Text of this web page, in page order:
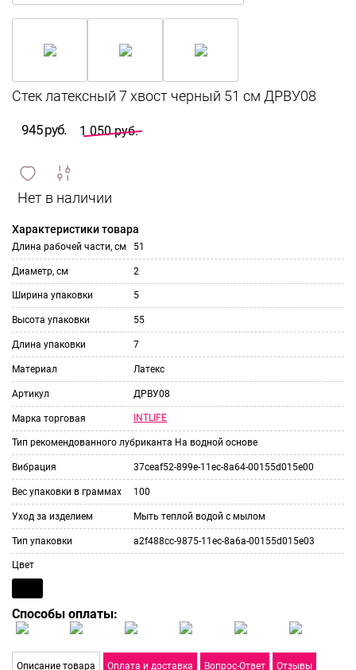
945 руб. 1 050 руб.
и
сравнить
ИЗБРАННОЕ
Характеристики товара
Длина рабочей части, см 51
Диаметр, см 2
Ширина упаковки 5
Высота упаковки 55
Длина упаковки 7
Материал Латекс
Артикул ДРВУ08
Марка торговая INTLIFE
Тип рекомендованного лубриканта На водной основе
Вибрация 37ceaf52-899e-11ec-8a64-00155d015e00
Вес упаковки в граммах 100
Уход за изделием Мыть теплой водой с мылом
Тип упаковки a2f488cc-9875-11ec-8a6a-00155d015e03
Цвет
Способы оплаты:
Описание товара Оплата и доставка Вопрос-Ответ Отзывы